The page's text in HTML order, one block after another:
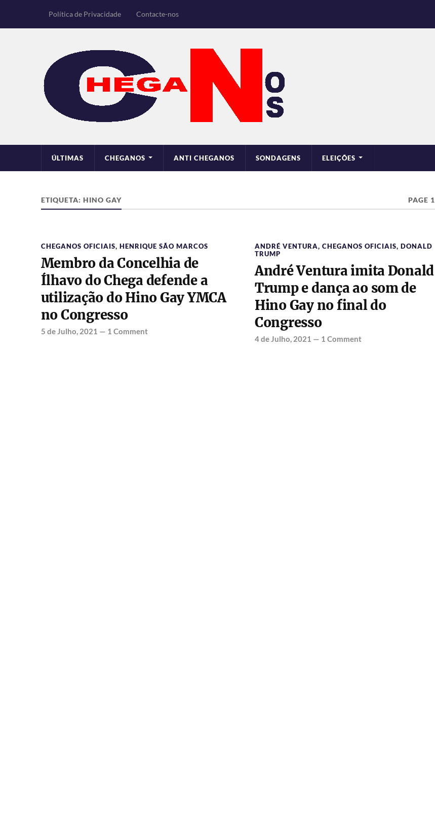
Política de Privacidade Contacte-nos
ÚLTIMAS CHEGANOS ANTI CHEGANOS SONDAGENS ELEIÇÕES
ETIQUETA: HINO GAY PAGE 1
CHEGANOS OFICIAIS, HENRIQUE SÃO MARCOS
Membro da Concelhia de
Ílhavo do Chega defende a
utilização do Hino Gay YMCA
no Congresso
5 de Julho, 2021 — 1 Comment
ANDRÉ VENTURA, CHEGANOS OFICIAIS, DONALD
TRUMP
André Ventura imita Donald
Trump e dança ao som de
Hino Gay no final do
Congresso
4 de Julho, 2021 — 1 Comment